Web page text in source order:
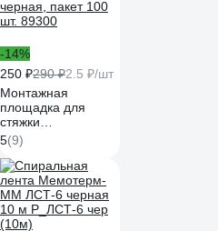
-14%
250 ₽290 ₽2.5 ₽/шт
Монтажная
площадка для
стяжки
ЕВРОПАРТНЕР pds
черная, пакет 100
шт. 89300
5(9)